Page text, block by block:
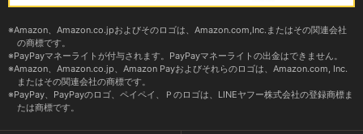
Amazon、Amazon.co.jpおよびそのロゴは、Amazon.com,Inc.またはその関連会社
の商標です。
PayPayマネーライトが付与されます。PayPayマネーライトの出金はできません。
Amazon、Amazon.co.jp、Amazon Payおよびそれらのロゴは、Amazon.com, Inc.
またはその関連会社の商標です。
PayPay、PayPayのロゴ、ペイペイ、Ｐのロゴは、LINEヤフー株式会社の登録商標ま
たは商標です。